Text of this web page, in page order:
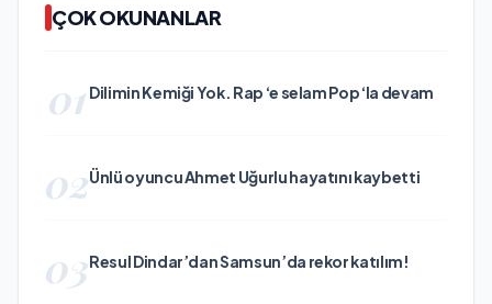
ÇOK OKUNANLAR
01 Dilimin Kemiği Yok. Rap ‘e selam Pop ‘la devam
02Ünlü oyuncu Ahmet Uğurlu hayatını kaybetti
03Resul Dindar’dan Samsun’da rekor katılım!